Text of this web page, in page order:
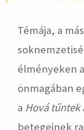
Témája, a
élményeken
önmagában
a Hová tűntek
betegeinek